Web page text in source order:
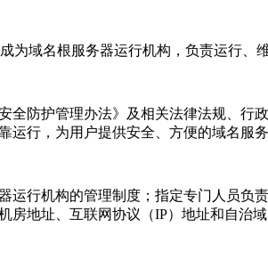
域名根服务器运行机构，负责运行、
全防护管理办法》及相关法律法规、
行，为用户提供安全、方便的域名服
运行机构的管理制度；指定专门人员
地址、互联网协议（IP）地址和自治